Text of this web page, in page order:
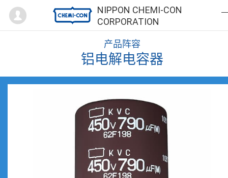
NIPPON CHEMI-CON
CORPORATION
Mypage
产品阵容
铝电解电容器